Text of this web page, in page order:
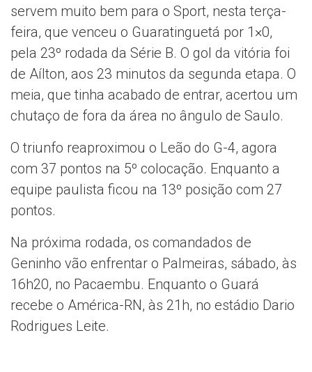
servem muito bem para o Sport, nesta terça-
feira, que venceu o Guaratinguetá por 1×0,
pela 23º rodada da Série B. O gol da vitória foi
de Aílton, aos 23 minutos da segunda etapa. O
meia, que tinha acabado de entrar, acertou um
chutaço de fora da área no ângulo de Saulo.
O triunfo reaproximou o Leão do G-4, agora
com 37 pontos na 5º colocação. Enquanto a
equipe paulista ficou na 13º posição com 27
pontos.
Na próxima rodada, os comandados de
Geninho vão enfrentar o Palmeiras, sábado, às
16h20, no Pacaembu. Enquanto o Guará
recebe o América-RN, às 21h, no estádio Dario
Rodrigues Leite.